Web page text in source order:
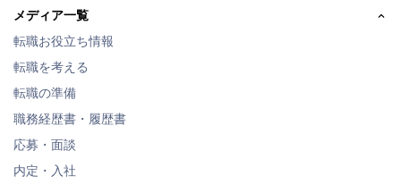
メディア一覧
転職お役立ち情報
転職を考える
転職の準備
職務経歴書・履歴書
応募・面談
内定・入社